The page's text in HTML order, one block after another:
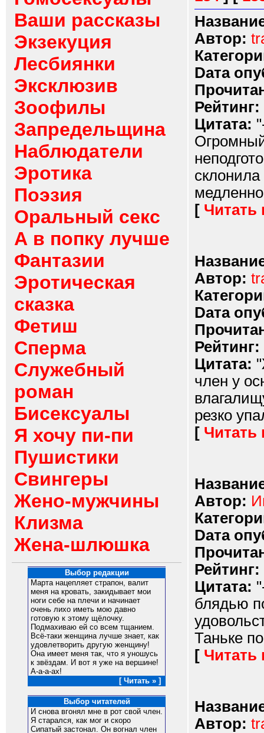
Ваши рассказы
Экзекуция
Лесбиянки
Эксклюзив
Зоофилы
Запредельщина
Наблюдатели
Эротика
Поэзия
Оральный секс
А в попку лучше
Фантазии
Эротическая
сказка
Фетиш
Сперма
Служебный
роман
Бисексуалы
Я хочу пи-пи
Пушистики
Свингеры
Жено-мужчины
Клизма
Жена-шлюшка
Выбор редакции
Марта нацепляет страпон, валит
меня на кровать, закидывает мои
ноги себе на плечи и начинает
очень лихо иметь мою давно
готовую к этому щёлочку.
Подмахиваю ей со всем тщанием.
Всё-таки женщина лучше знает, как
удовлетворить другую женщину!
Она имеет меня так, что я уношусь
к звёздам. И вот я уже на вершине!
А-а-а-ах!
[ Читать » ]
Выбор читателей
И снова вгонял мне в рот свой член.
Я старался, как мог и скоро
Сипатый застонал. Он вогнал член
Автор:
Dата
Рейтинг:
Цитата:
[ Читать
Автор:
Dата
Рейтинг:
Цитата:
член у
резко
[ Читать
Автор:
Dата
Рейтинг:
Цитата:
блядью
Таньке
[ Читать
Автор: